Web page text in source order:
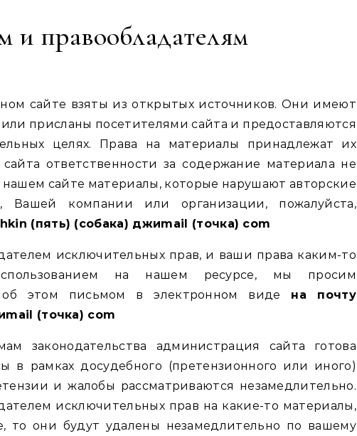
и правообладателям
присланы посетителями сайта и предоставляются
целях. Права на материалы принадлежат их
ответственности за содержание материала не
сайте материалы, которые нарушают авторские
Вашей компании или организации, пожалуйста,
(пять) (собака) джиmail (точка) com
исключительных прав, и ваши права каким-то
на нашем ресурсе, мы просим
об этом письмом в электронном виде на почту
(точка) com
законодательства администрация сайта готова
в рамках досудебного (претензионного или иного)
и жалобы рассматриваются незамедлительно.
исключительных прав на какие-то материалы,
то они будут удалены незамедлительно по вашему